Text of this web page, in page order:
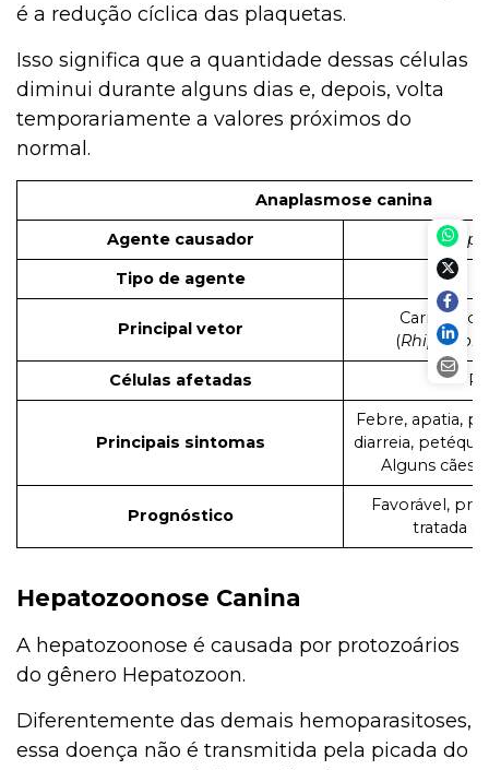
é a redução cíclica das plaquetas.
Isso significa que a quantidade dessas células
diminui durante alguns dias e, depois, volta
temporariamente a valores próximos do
normal.
Anaplasmose canina
Agente causador
Tipo de agente
Principal vetor
(
Células afetadas
Principais sintomas
Febre, apatia,
diarreia,
Alguns cães
Prognóstico
Favorável,
tratada
Hepatozoonose Canina
A hepatozoonose é causada por protozoários
do gênero Hepatozoon.
Diferentemente das demais hemoparasitoses,
essa doença não é transmitida pela picada do